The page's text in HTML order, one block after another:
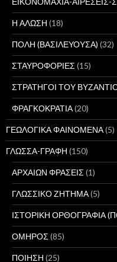
Η ΑΛΩΣΗ (18)
ΠΟΛΗ (ΒΑΣΙΛΕΥΟΥΣΑ) (32)
ΣΤΑΥΡΟΦΟΡΙΕΣ (15)
ΣΤΡΑΤΗΓΟΙ ΤΟΥ
ΦΡΑΓΚΟΚΡΑΤΙΑ(20)
ΓΕΩΛΟΓΙΚΑ ΦΑΙΝΟΜΕΝΑ(5)
ΓΛΩΣΣΑ-ΓΡΑΦΗ (150)
ΑΡΧΑΙΩΝ ΦΡΑΣΕΙΣ (1)
ΓΛΩΣΣΙΚΟ ΖΗΤΗΜΑ(5)
ΙΣΤΟΡΙΚΗ ΟΡΘΟΓΡΑΦΙΑ
ΟΜΗΡΟΣ (85)
ΠΟΙΗΣΗ (25)